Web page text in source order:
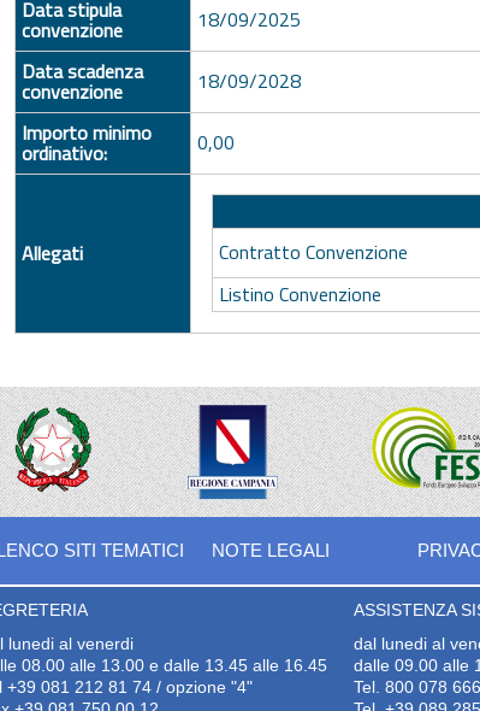
Data stipula
convenzione
18/09/2025
Data scadenza
convenzione
18/09/2028
Importo minimo
ordinativo: 0,00
Allegati
Contratto Convenzione
Listino Convenzione
SITI TEMATICI NOTE LEGALI
lunedi al venerdi
08.00 alle 13.00 e dalle 13.45 alle 16.45
+39 081 212 81 74 / opzione "4"
ASSISTENZA
dal lunedi al
dalle 09.00 alle
Tel. 800 078